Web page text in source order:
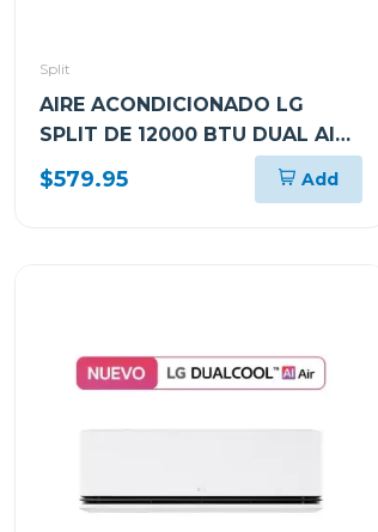
Split
AIRE ACONDICIONADO LG
SPLIT DE 12000 BTU DUAL AI
INVERTER KW MANAGER
VF122C31
$579.95 Add